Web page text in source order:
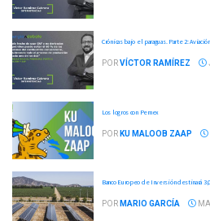
Crónicas bajo el paraguas. Parte 2:
PORVÍCTOR RAMÍREZ
Los logros con Pemex
POR KU MALOOB ZAAP
Banco Europeo de Inversión destinará
POR MARIO GARCÍA